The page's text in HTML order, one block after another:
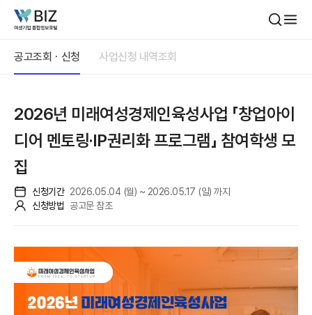
공고조회ㆍ신청 사업신청 내역조회
2026년 미래여성경제인육성사업 「창업아이
디어 멘토링·IP권리화 프로그램」 참여학생 모
집
신청기간 2026.05.04 (월) ~ 2026.05.17 (일) 까지
신청방법
공고문 참조